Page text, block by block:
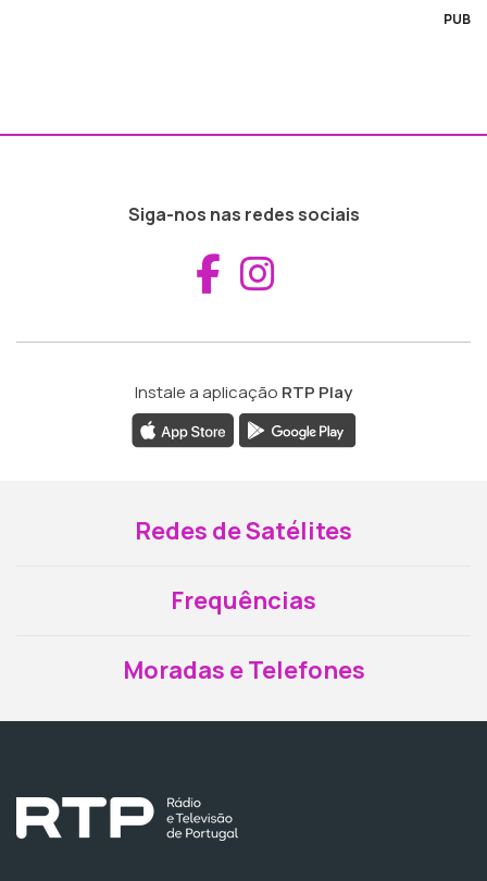
PUB
Siga-nos nas redes sociais
Aceder ao
Instale a aplicação RTP Play
Redes de Satélites
Frequências
Moradas e Telefones